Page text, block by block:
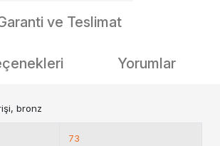
ve Teslimat
Yorumlar
bronz
73